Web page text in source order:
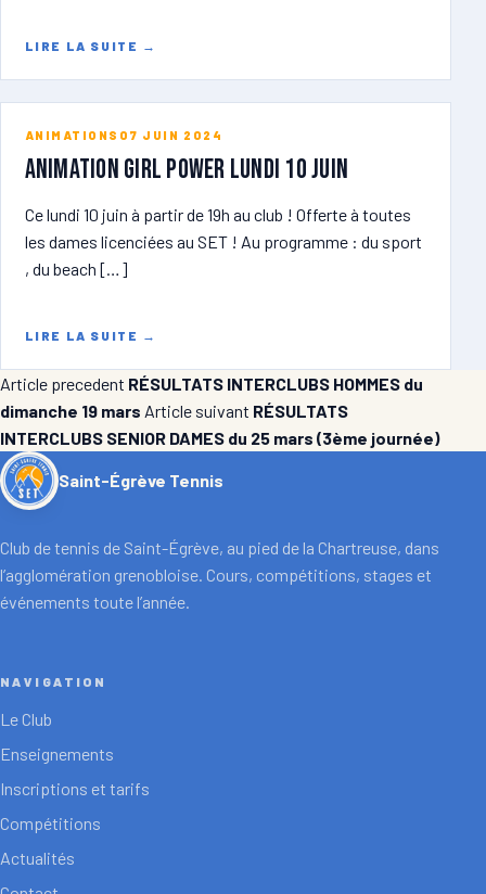
LIRE LA SUITE →
ANIMATIONS 07 JUIN 2024
ANIMATION GIRL POWER lundi 10 juin
Ce lundi 10 juin à partir de 19h au club ! Offerte à toutes
les dames licenciées au SET ! Au programme : du sport
, du beach […]
LIRE LA SUITE →
Article precedent RÉSULTATS INTERCLUBS HOMMES du
dimanche 19 mars Article suivant RÉSULTATS
INTERCLUBS SENIOR DAMES du 25 mars (3ème journée)
Saint-Égrève Tennis
Club de tennis de Saint-Égrève, au pied de la Chartreuse, dans
l’agglomération grenobloise. Cours, compétitions, stages et
événements toute l’année.
NAVIGATION
Le Club
Enseignements
Inscriptions et tarifs
Compétitions
Actualités